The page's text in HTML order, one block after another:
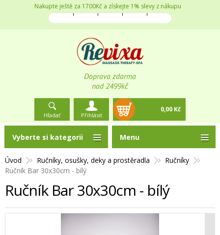
Doprava zdarma
nad 2499kč
Nakupte ještě za 1700Kč a získejte 1% slevy z nákupu
Hľadať Přihlásit
0,00 Kč
Úvod Ručníky, osušky, deky a prostěradla
Ručníky
Ručník Bar 30x30cm - bílý
Ručník Bar 30x30cm - bílý
Vyberte si kategorii Menu